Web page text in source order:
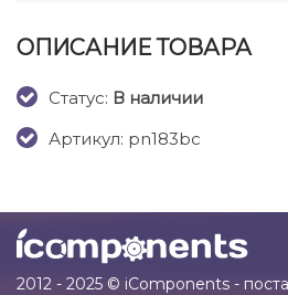
ОПИСАНИЕ ТОВАРА
Cтатус: В наличии
Артикул: pn183bc
2012 - 2025 © iComponents -